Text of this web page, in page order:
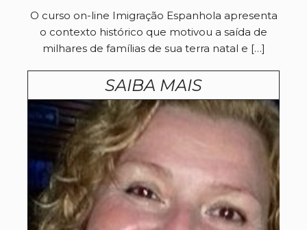
O curso on-line Imigração Espanhola apresenta
o contexto histórico que motivou a saída de
milhares de famílias de sua terra natal e […]
SAIBA MAIS